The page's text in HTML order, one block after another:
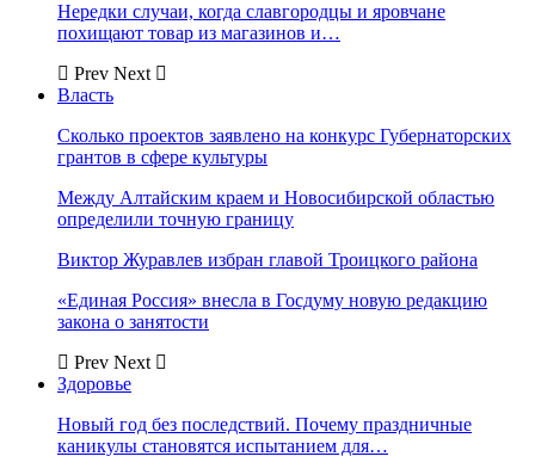
Нередки случаи, когда славгородцы и яровчане
похищают товар из магазинов и…
Prev Next
Власть
Сколько проектов заявлено на конкурс Губернаторских
грантов в сфере культуры
Между Алтайским краем и Новосибирской областью
определили точную границу
Виктор Журавлев избран главой Троицкого района
«Единая Россия» внесла в Госдуму новую редакцию
закона о занятости
Prev Next
Здоровье
Новый год без последствий. Почему праздничные
каникулы становятся испытанием для…